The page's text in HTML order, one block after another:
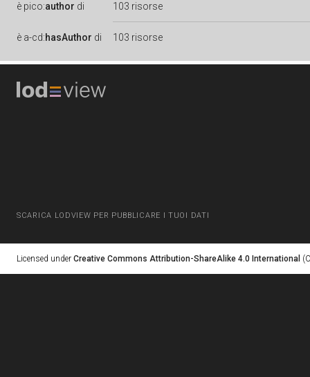
è pico:author di 103 risorse
è a-cd:hasAuthor di 103 risorse
SCARICA LODVIEW PER PUBBLICARE I TUOI DATI
Licensed under Creative Commons Attribution-ShareAlike 4.0 International